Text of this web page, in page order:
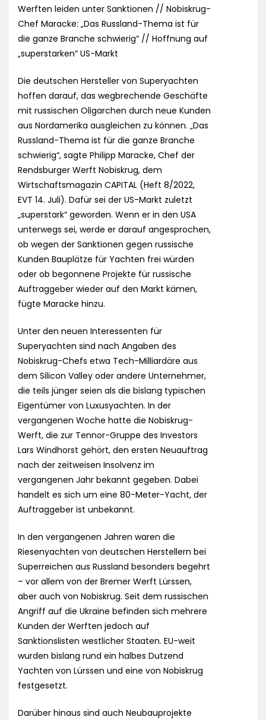
Werften leiden unter Sanktionen // Nobiskrug-
Chef Maracke: „Das Russland-Thema ist für
die ganze Branche schwierig“ // Hoffnung auf
„superstarken“ US-Markt
Die deutschen Hersteller von Superyachten
hoffen darauf, das wegbrechende Geschäfte
mit russischen Oligarchen durch neue Kunden
aus Nordamerika ausgleichen zu können. „Das
Russland-Thema ist für die ganze Branche
schwierig“, sagte Philipp Maracke, Chef der
Rendsburger Werft Nobiskrug, dem
Wirtschaftsmagazin CAPITAL (Heft 8/2022,
EVT 14. Juli). Dafür sei der US-Markt zuletzt
„superstark“ geworden. Wenn er in den USA
unterwegs sei, werde er darauf angesprochen,
ob wegen der Sanktionen gegen russische
Kunden Bauplätze für Yachten frei würden
oder ob begonnene Projekte für russische
Auftraggeber wieder auf den Markt kämen,
fügte Maracke hinzu.
Unter den neuen Interessenten für
Superyachten sind nach Angaben des
Nobiskrug-Chefs etwa Tech-Milliardäre aus
dem Silicon Valley oder andere Unternehmer,
die teils jünger seien als die bislang typischen
Eigentümer von Luxusyachten. In der
vergangenen Woche hatte die Nobiskrug-
Werft, die zur Tennor-Gruppe des Investors
Lars Windhorst gehört, den ersten Neuauftrag
nach der zeitweisen Insolvenz im
vergangenen Jahr bekannt gegeben. Dabei
handelt es sich um eine 80-Meter-Yacht, der
Auftraggeber ist unbekannt.
In den vergangenen Jahren waren die
Riesenyachten von deutschen Herstellern bei
Superreichen aus Russland besonders begehrt
– vor allem von der Bremer Werft Lürssen,
aber auch von Nobiskrug. Seit dem russischen
Angriff auf die Ukraine befinden sich mehrere
Kunden der Werften jedoch auf
Sanktionslisten westlicher Staaten. EU-weit
wurden bislang rund ein halbes Dutzend
Yachten von Lürssen und eine von Nobiskrug
festgesetzt.
Darüber hinaus sind auch Neubauprojekte